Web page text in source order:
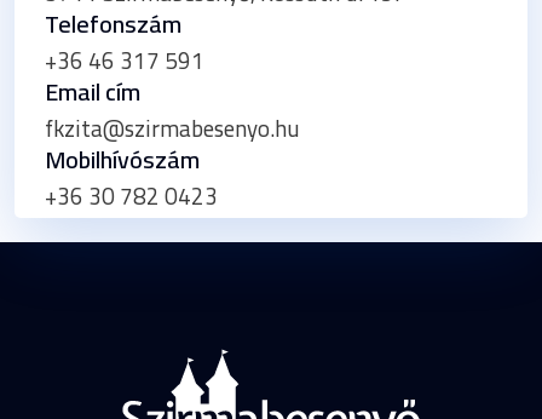
Telefonszám
+36 46 317 591
Email cím
fkzita@szirmabesenyo.hu
Mobilhívószám
+36 30 782 0423